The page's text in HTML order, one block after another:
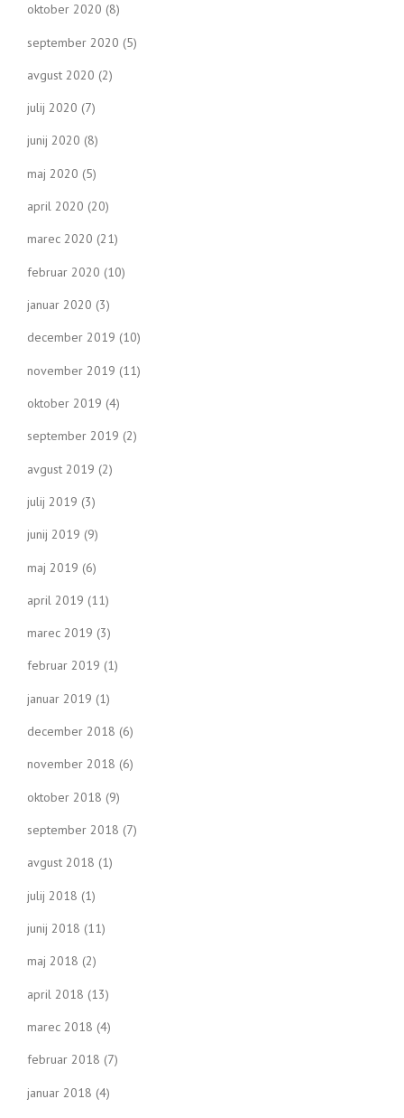
oktober 2020 (8)
september 2020 (5)
avgust 2020 (2)
julij 2020 (7)
junij 2020 (8)
maj 2020 (5)
april 2020 (20)
marec 2020 (21)
februar 2020 (10)
januar 2020 (3)
december 2019 (10)
november 2019 (11)
oktober 2019 (4)
september 2019 (2)
avgust 2019 (2)
julij 2019 (3)
junij 2019 (9)
maj 2019 (6)
april 2019 (11)
marec 2019 (3)
februar 2019 (1)
januar 2019 (1)
december 2018 (6)
november 2018 (6)
oktober 2018 (9)
september 2018 (7)
avgust 2018 (1)
julij 2018 (1)
junij 2018 (11)
maj 2018 (2)
april 2018 (13)
marec 2018 (4)
februar 2018 (7)
januar 2018 (4)